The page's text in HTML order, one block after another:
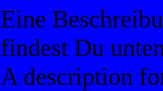
Eine
findest Du
A description